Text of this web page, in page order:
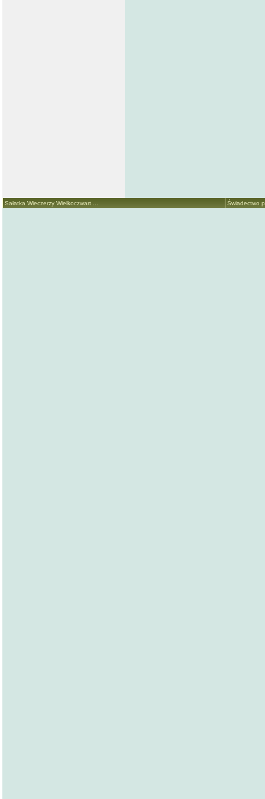
Sałatka Wieczerzy Wielkoczwart ... Świadectwo